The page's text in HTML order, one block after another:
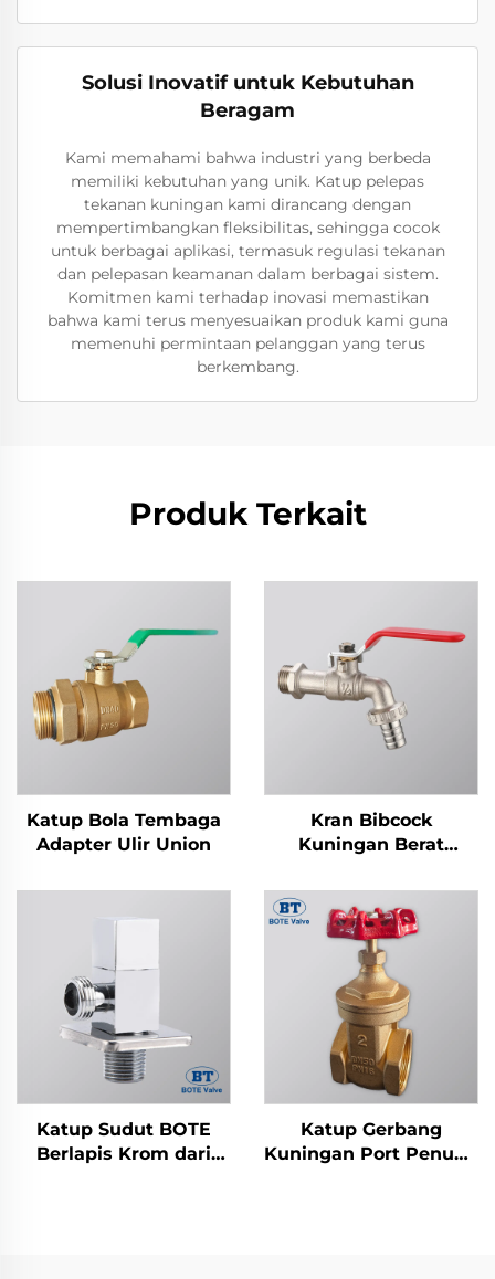
Solusi Inovatif untuk Kebutuhan
Beragam
Kami memahami bahwa industri yang berbeda
memiliki kebutuhan yang unik. Katup pelepas
tekanan kuningan kami dirancang dengan
mempertimbangkan fleksibilitas, sehingga cocok
untuk berbagai aplikasi, termasuk regulasi tekanan
dan pelepasan keamanan dalam berbagai sistem.
Komitmen kami terhadap inovasi memastikan
bahwa kami terus menyesuaikan produk kami guna
memenuhi permintaan pelanggan yang terus
berkembang.
Produk Terkait
Katup Bola Tembaga
Adapter Ulir Union
Kran Bibcock
Kuningan Berat
Katup Sudut BOTE
Berlapis Krom dari
Katup Gerbang
Kuningan Port Penuh -